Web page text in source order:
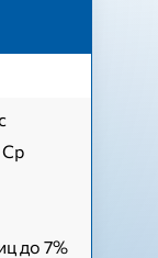
до 7%